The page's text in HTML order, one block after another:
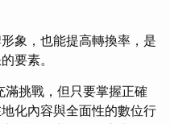
象，也能提高轉換率，是
要素。
挑戰，但只要掌握正確
化內容與全面性的數位行